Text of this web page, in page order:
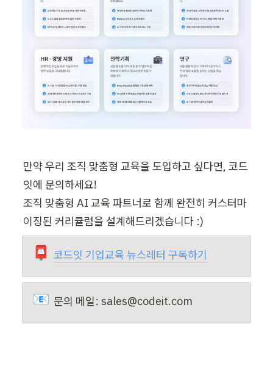
만약 우리 조직 맞춤형 교육을 도입하고 싶다면, 코드
잇에 문의하세요!
조직 맞춤형 AI 교육 파트너로 함께 완전히 커스터마
이징된 커리큘럼을 설계해드리겠습니다 :)
📮 코드잇 기업교육 뉴스레터 구독하기
📧 문의 메일: sales@codeit.com